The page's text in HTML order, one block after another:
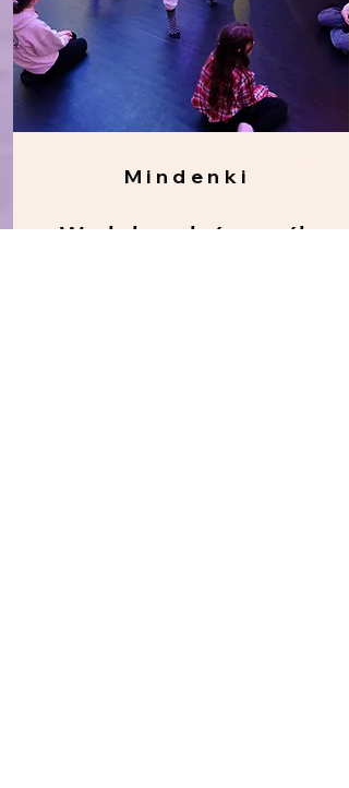
Mindenki
Workshopok és egyéb